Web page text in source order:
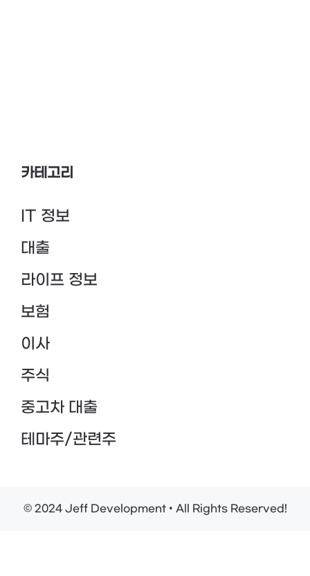
카테고리
IT 정보
대출
라이프 정보
보험
이사
주식
중고차 대출
테마주/관련주
© 2024 Jeff Development • All Rights Reserved!